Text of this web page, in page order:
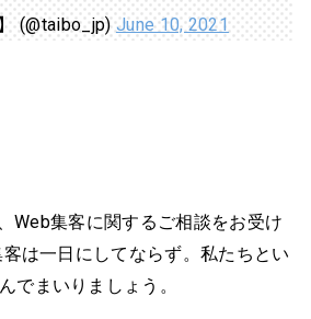
(@taibo_jp)June 10, 2021
Web集客に関するご相談をお受け
は一日にしてならず。私たちとい
でまいりましょう。